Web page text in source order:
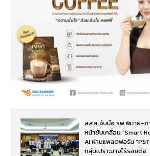
สสส.จับมือ รพ.พิมาย-ภ
หน้าขับเคลื่อน “Smart
AI ผ่านแพลตฟอร์ม
กลุ่มเปราะบางไร้รอยต่อ